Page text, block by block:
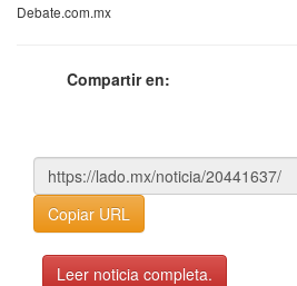
Debate.com.mx
Compartir en:
Copiar URL
Leer noticia completa.